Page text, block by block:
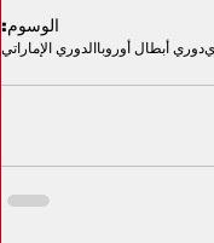
الوسوم:
دوري أبطال أوروباالدوري الإماراتي